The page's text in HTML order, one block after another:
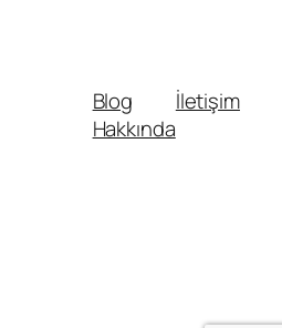
Blog
Hakkında
İletişim